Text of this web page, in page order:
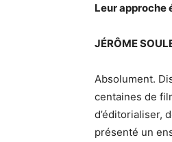
Leur
JÉRÔME
Absolument.
centaines de
d’éditorialiser,
présenté un